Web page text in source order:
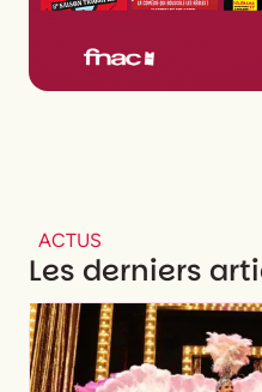
ACTUS
Les derniers